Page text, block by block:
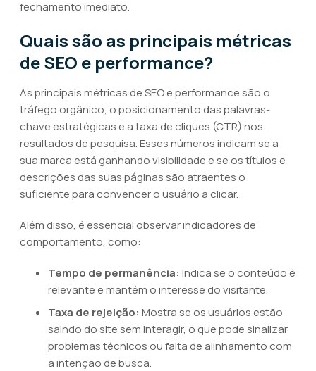
fechamento imediato.
Quais são as principais métricas
de SEO e performance?
As principais métricas de SEO e performance são o
tráfego orgânico, o posicionamento das palavras-
chave estratégicas e a taxa de cliques (CTR) nos
resultados de pesquisa. Esses números indicam se a
sua marca está ganhando visibilidade e se os títulos e
descrições das suas páginas são atraentes o
suficiente para convencer o usuário a clicar.
Além disso, é essencial observar indicadores de
comportamento, como:
Tempo de permanência: Indica se o conteúdo é
relevante e mantém o interesse do visitante.
Taxa de rejeição: Mostra se os usuários estão
saindo do site sem interagir, o que pode sinalizar
problemas técnicos ou falta de alinhamento com
a intenção de busca.